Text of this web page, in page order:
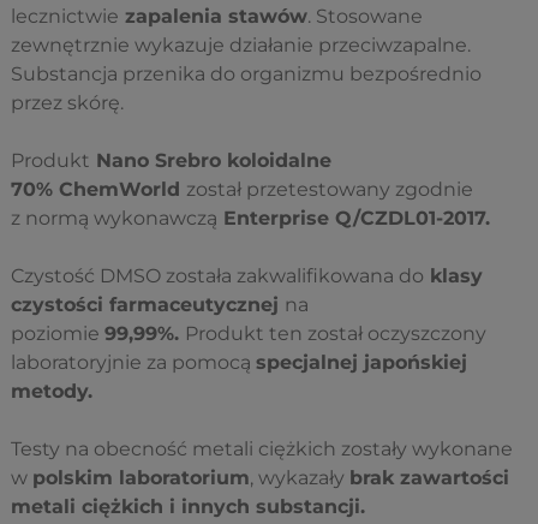
lecznictwie zapalenia stawów. Stosowane
zewnętrznie wykazuje działanie przeciwzapalne.
Substancja przenika do organizmu bezpośrednio
przez skórę.
Produkt Nano Srebro koloidalne
70% ChemWorld został przetestowany zgodnie
z normą wykonawczą Enterprise Q/CZDL01-2017.
Czystość DMSO została zakwalifikowana do klasy
czystości farmaceutycznej na
poziomie 99,99%. Produkt ten został oczyszczony
laboratoryjnie za pomocą specjalnej japońskiej
metody.
Testy na obecność metali ciężkich zostały wykonane
w polskim laboratorium, wykazały brak zawartości
metali ciężkich i innych substancji.